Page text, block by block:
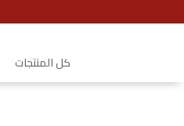
كل المنتجات